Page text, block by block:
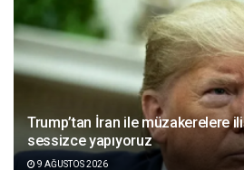
Trump’tan İran ile müzakerelere
sessizce yapıyoruz
9 AĞUSTOS 2026